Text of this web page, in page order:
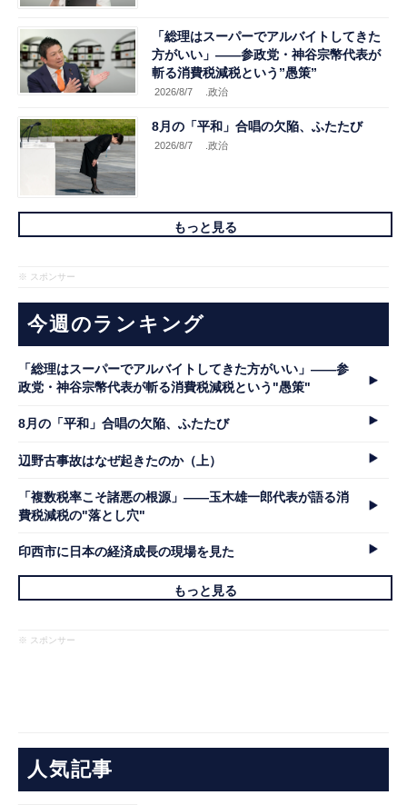
「総理はスーパーでアルバイトしてきた
方がいい」――参政党・神谷宗幣代表が
斬る消費税減税という”愚策”
2026/8/7 .政治
8月の「平和」合唱の欠陥、ふたたび
2026/8/7 .政治
もっと見る
※ スポンサー
今週のランキング
「総理はスーパーでアルバイトしてきた方がいい」――参
政党・神谷宗幣代表が斬る消費税減税という"愚策"
8月の「平和」合唱の欠陥、ふたたび
辺野古事故はなぜ起きたのか（上）
「複数税率こそ諸悪の根源」――玉木雄一郎代表が語る消
費税減税の"落とし穴"
印西市に日本の経済成長の現場を見た
もっと見る
※ スポンサー
人気記事